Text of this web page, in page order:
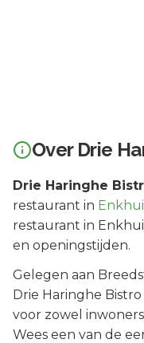
Over Drie
Drie Haringhe
restaurant in
restaurant in
en openingstijden.
Gelegen aan
Drie Haringhe Bistro
voor zowel
Wees een van de